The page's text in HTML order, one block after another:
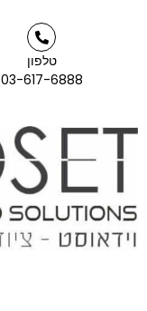
טלפון
03-617-6888